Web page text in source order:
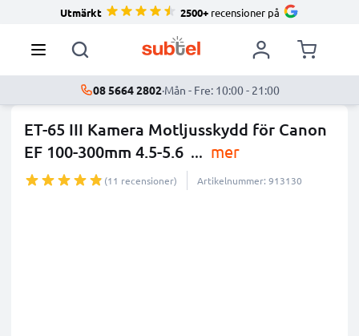
Utmärkt 2500+ recensioner på
08 5664 2802·Mån - Fre: 10:00 - 21:00
ET-65 III Kamera Motljusskydd för Canon
EF 100-300mm 4.5-5.6 ... mer
(11 recensioner) Artikelnummer: 913130